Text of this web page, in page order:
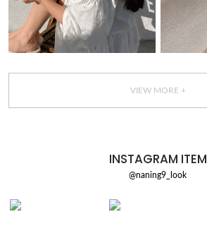
VIEW MORE +
INSTAGRAM ITEM
@naning9_look